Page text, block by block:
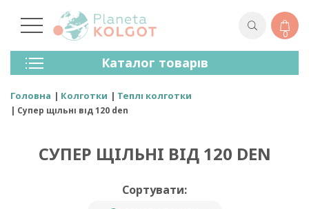
0
Каталог товарів
Колготки
Панчохи
Лосини (легінси)
Для Чоловіків
Головна Колготки Теплі колготки
Супер щільні від 120 den
СУПЕР ЩІЛЬНІ ВІД 120 DEN
Сортувати: